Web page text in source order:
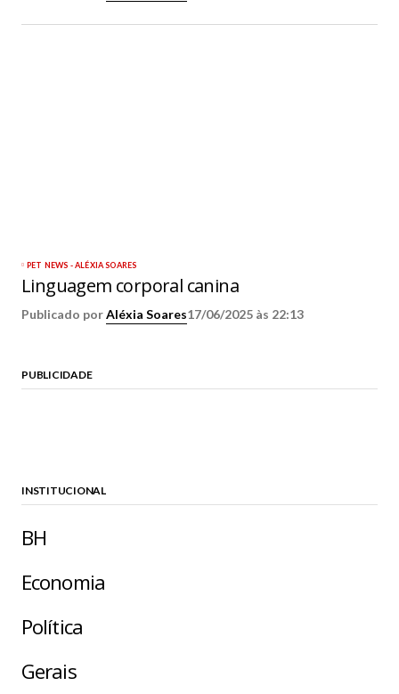
PET NEWS - ALÉXIA SOARES
Linguagem corporal canina
Publicado porAléxia Soares17/06/2025 às 22:13
PUBLICIDADE
INSTITUCIONAL
BH
Economia
Política
Gerais